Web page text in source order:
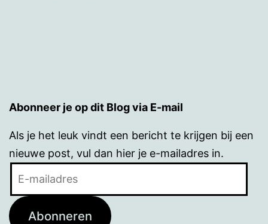
Abonneer je op dit Blog via E-mail
Als je het leuk vindt een bericht te krijgen bij een
nieuwe post, vul dan hier je e-mailadres in.
Abonneren